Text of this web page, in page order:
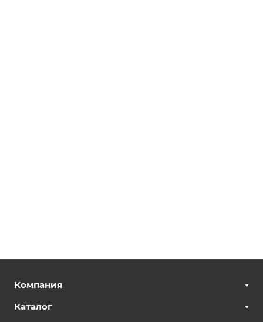
Компания
Каталог